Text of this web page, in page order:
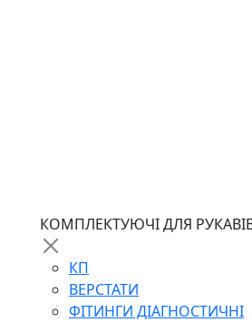
КОМПЛЕКТУЮЧІ ДЛЯ
КП
ВЕРСТАТИ
ФІТИНГИ ДІАГНОСТИЧНІ